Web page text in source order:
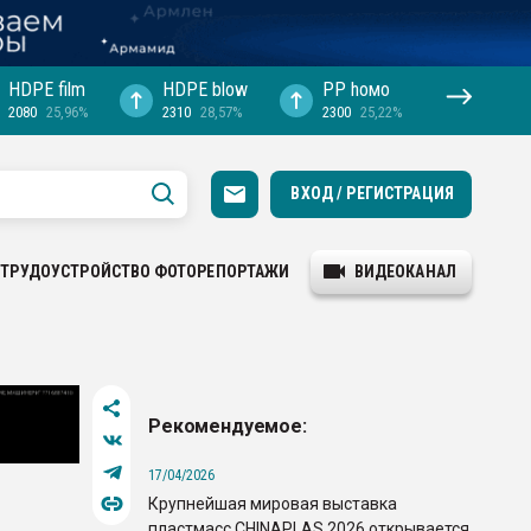
HDPE film
2080 25,96%
HDPE blow
2310 28,57%
PP hомо
2300 25,22%
ВХОД / РЕГИСТРАЦИЯ
ТРУДОУСТРОЙСТВО ФОТОРЕПОРТАЖИ ВИДЕОКАНАЛ
Рекомендуемое:
17/04/2026
Крупнейшая мировая выставка